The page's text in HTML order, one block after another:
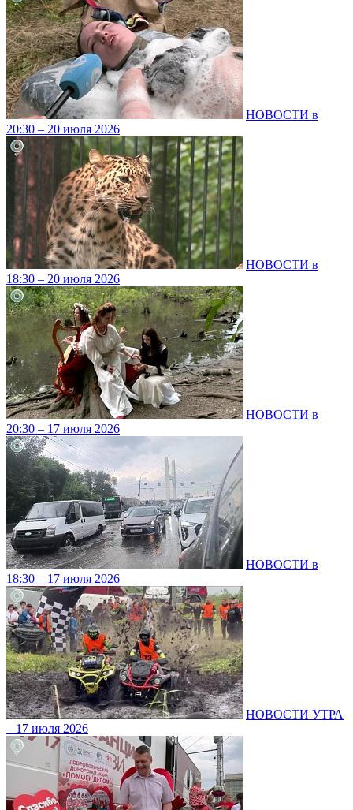
НОВОСТИ в
20:30 – 20 июля 2026
НОВОСТИ в
18:30 – 20 июля 2026
НОВОСТИ в
20:30 – 17 июля 2026
НОВОСТИ в
18:30 – 17 июля 2026
НОВОСТИ УТРА
– 17 июля 2026